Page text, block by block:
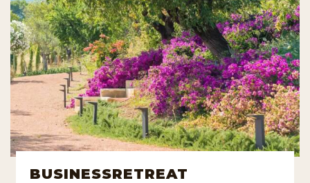
BUSINESSRETREAT